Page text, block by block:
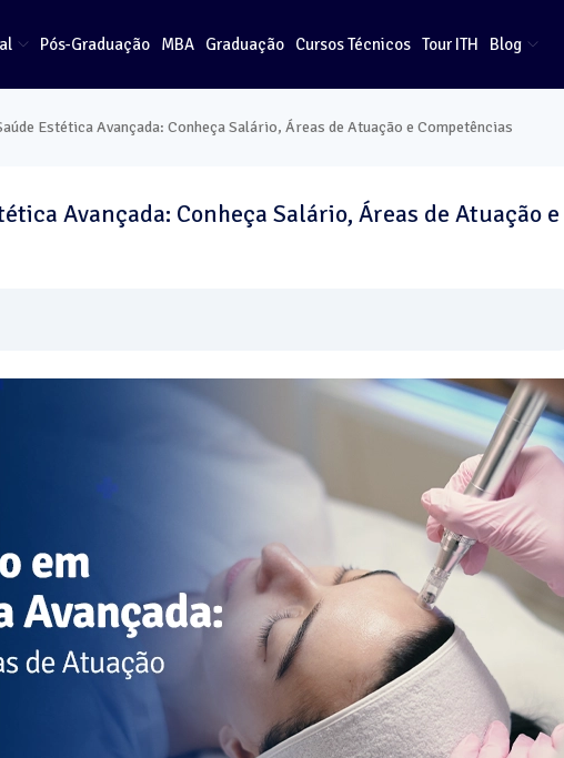
Pós-Graduação MBA Graduação Cursos Técnicos Tour ITH Blog
Estética Avançada: Conheça Salário, Áreas de Atuação e Competências
Avançada: Conheça Salário, Áreas de Atuação e